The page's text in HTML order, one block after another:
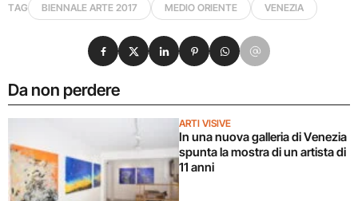
TAG BIENNALE ARTE 2017 MEDIO ORIENTE VENEZIA
Da non perdere
ARTI VISIVE
In una nuova galleria di Venezia
spunta la mostra di un artista di
11 anni
Condividi su Facebook
Condividi su X
Condividi su LinkedIn
Condividi su Pinterest
Condividi su WhatsApp
Condividi su Email